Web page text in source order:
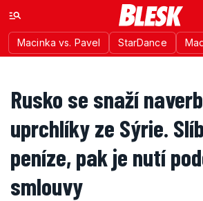
Macinka vs. Pavel StarDance
Rusko se snaží
uprchlíky ze Sýrie.
peníze, pak je nutí
smlouvy